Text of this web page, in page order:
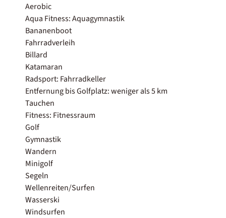
Aerobic
Aqua Fitness: Aquagymnastik
Bananenboot
Fahrradverleih
Billard
Katamaran
Radsport: Fahrradkeller
Entfernung bis Golfplatz: weniger als 5 km
Tauchen
Fitness: Fitnessraum
Golf
Gymnastik
Wandern
Minigolf
Segeln
Wellenreiten/Surfen
Wasserski
Windsurfen